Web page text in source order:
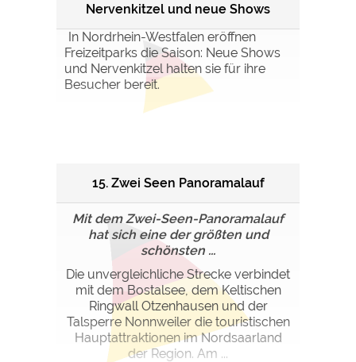
Nervenkitzel und neue Shows
In Nordrhein-Westfalen eröffnen
Freizeitparks die Saison: Neue Shows
und Nervenkitzel halten sie für ihre
Besucher bereit.
15. Zwei Seen Panoramalauf
Mit dem Zwei-Seen-Panoramalauf
hat sich eine der größten und
schönsten ...
Die unvergleichliche Strecke verbindet
mit dem Bostalsee, dem Keltischen
Ringwall Otzenhausen und der
Talsperre Nonnweiler die touristischen
Hauptattraktionen im Nordsaarland
der Region. Am ...